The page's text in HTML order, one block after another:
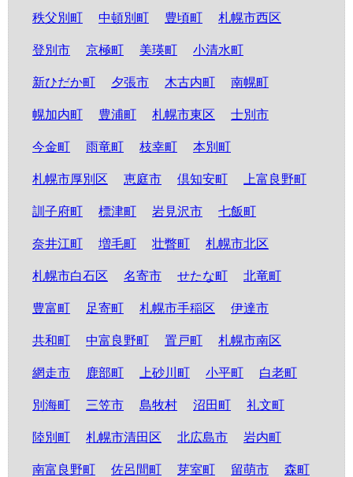
秩父別町 中頓別町 豊頃町 札幌市西区
登別市 京極町 美瑛町 小清水町
新ひだか町 夕張市 木古内町 南幌町
幌加内町 豊浦町 札幌市東区 士別市
今金町 雨竜町 枝幸町 本別町
札幌市厚別区 恵庭市 倶知安町 上富良野町
訓子府町 標津町 岩見沢市 七飯町
奈井江町 増毛町 壮瞥町 札幌市北区
札幌市白石区 名寄市 せたな町 北竜町
豊富町 足寄町 札幌市手稲区 伊達市
共和町 中富良野町 置戸町 札幌市南区
網走市 鹿部町 上砂川町 小平町 白老町
別海町 三笠市 島牧村 沼田町 礼文町
陸別町 札幌市清田区 北広島市 岩内町
南富良野町 佐呂間町 芽室町 留萌市 森町